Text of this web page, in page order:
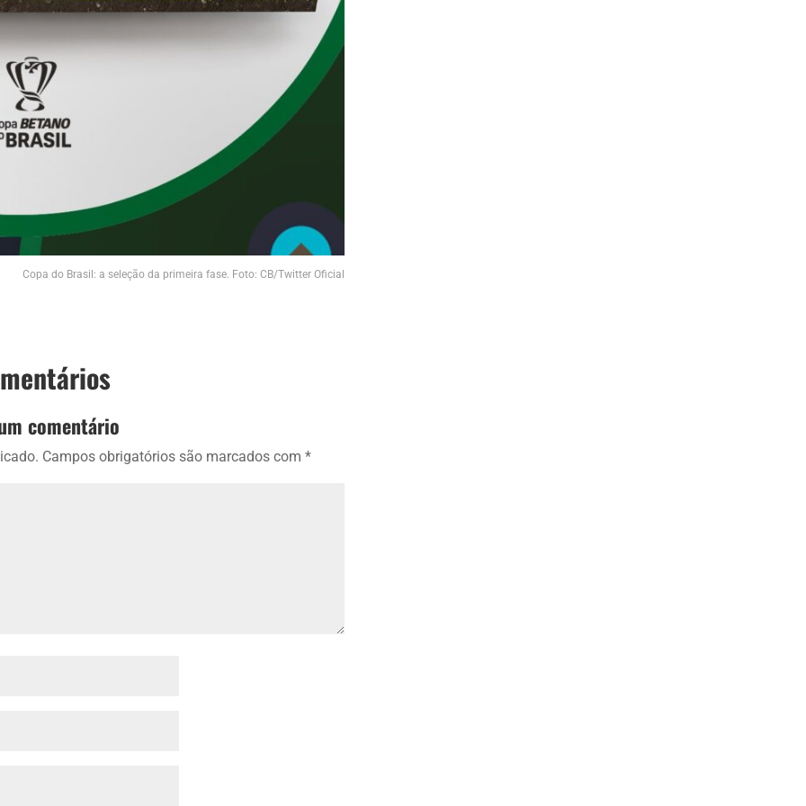
Copa do Brasil: a seleção da primeira fase. Foto: CB/Twitter Oficial
comentário
Campos obrigatórios são marcados com *